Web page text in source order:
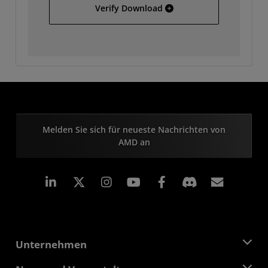
Verify Download Hewlett Packard 7000
Melden Sie sich für neueste Nachrichten von
AMD an
LinkedIn Instagram Facebook
Unternehmen